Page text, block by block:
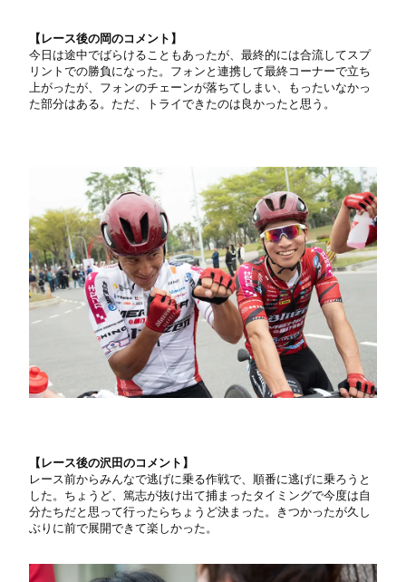
【レース後の岡のコメント】
今日は途中でばらけることもあったが、最終的には合流してスプ
リントでの勝負になった。フォンと連携して最終コーナーで立ち
上がったが、フォンのチェーンが落ちてしまい、もったいなかっ
た部分はある。ただ、トライできたのは良かったと思う。
【レース後の沢田のコメント】
レース前からみんなで逃げに乗る作戦で、順番に逃げに乗ろうと
した。ちょうど、篤志が抜け出て捕まったタイミングで今度は自
分たちだと思って行ったらちょうど決まった。きつかったが久し
ぶりに前で展開できて楽しかった。